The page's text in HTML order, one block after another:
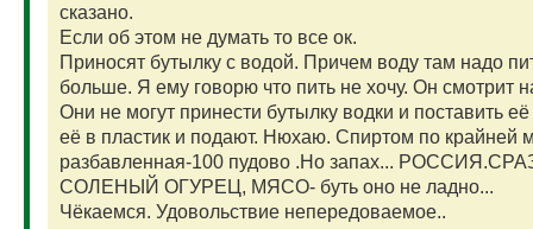
сказано.
Если об этом не думать то все ок.
Приносят бутылку с водой. Причем воду там надо
больше. Я ему говорю что пить не хочу. Он
Они не могут принести бутылку водки и поставить
её в пластик и подают. Нюхаю. Спиртом по крайней
разбавленная-100 пудово .Но запах...
СОЛЕНЫЙ ОГУРЕЦ, МЯСО- буть оно не ладно...
Чёкаемся. Удовольствие непередоваемое..